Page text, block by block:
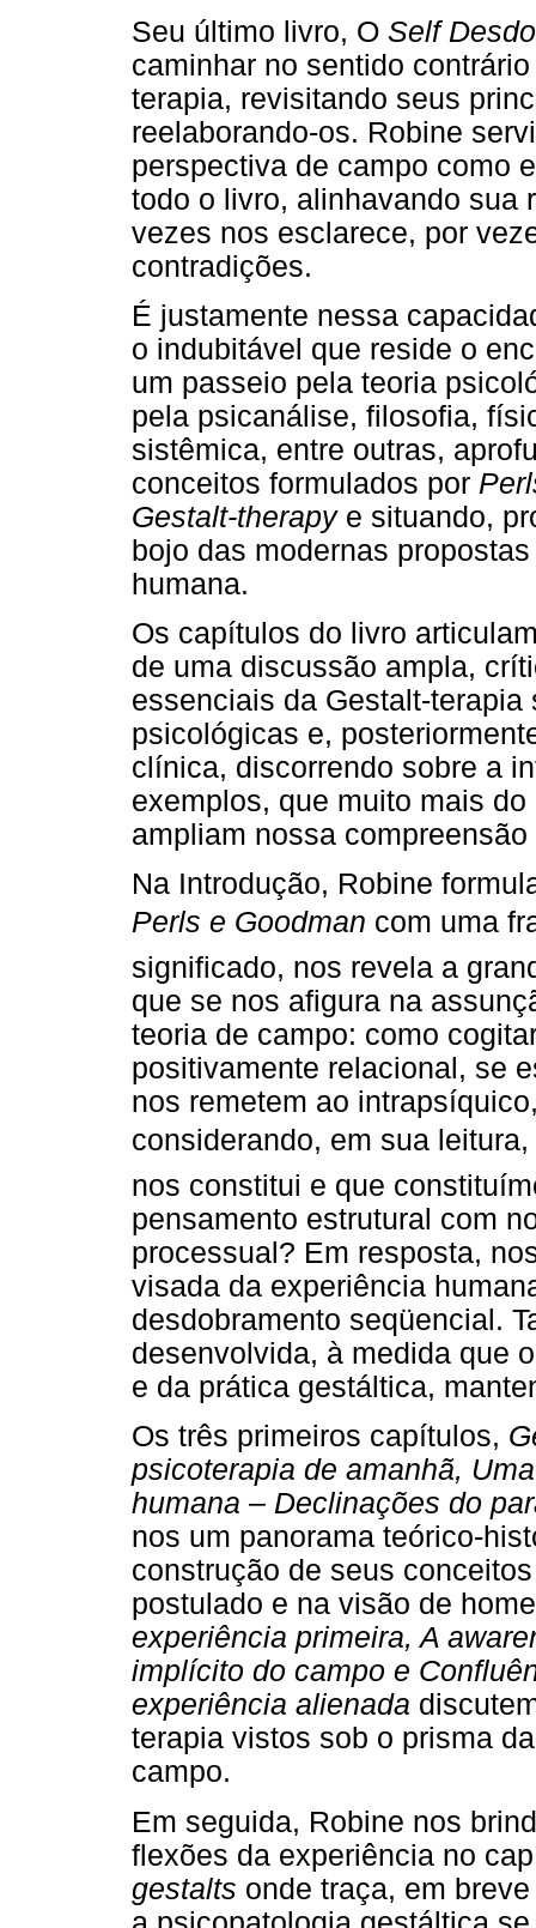
Seu último livro, O Self
caminhar no sentido
terapia, revisitando seus
reelaborando-os. Robine
perspectiva de campo como
todo o livro, alinhavando sua
vezes nos esclarece, por
contradições.
É justamente nessa
o indubitável que reside o
um passeio pela teoria
pela psicanálise, filosofia,
sistêmica, entre outras,
conceitos formulados por
Gestalt-therapye situando,
bojo das modernas
humana.
Os capítulos do livro
de uma discussão ampla,
essenciais da Gestalt-
psicológicas e,
clínica, discorrendo sobre a
exemplos, que muito mais
ampliam nossa
Na Introdução, Robine
Perls e Goodman com uma
significado, nos revela a
que se nos afigura na
teoria de campo: como
positivamente relacional, se
nos remetem ao
considerando, em sua leitura,
nos constitui e que
pensamento estrutural com
processual? Em resposta,
visada da experiência
desdobramento seqüencial.
desenvolvida, à medida que
e da prática gestáltica,
Os três primeiros capítulos,
psicoterapia de amanhã,
humana – Declinações do
nos um panorama teórico-
construção de seus
postulado e na visão de
experiência primeira, A
implícito do campo e
experiência alienada
terapia vistos sob o prisma
campo.
Em seguida, Robine nos
flexões da experiência no
gestalts onde traça, em